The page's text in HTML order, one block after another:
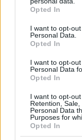
grant or deny
use your data for
consent section.
Opted In
I want to opt-
Personal Data.
Opted In
I want to opt-
Personal Data
Opted In
I want to opt-
Retention,
Personal Data
Purposes for
Opted In
χωριά Δαμάσι,
Μαζί με τις
εκατοντάδες
εμφιαλωμένο
κατοίκων, ενώ
τουαλέτες .
Σύμφωνα με τον
σκηνές που
πάνω από 500